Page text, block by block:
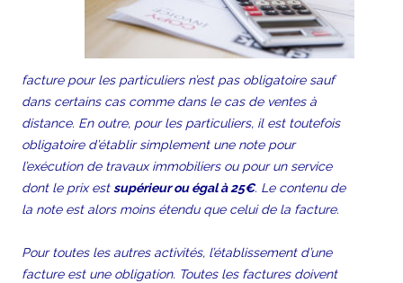
facture pour les particuliers n’est pas obligatoire sauf
dans certains cas comme dans le cas de ventes à
distance. En outre, pour les particuliers, il est toutefois
obligatoire d’établir simplement une note pour
l’exécution de travaux immobiliers ou pour un service
dont le prix estsupérieur ou égal à 25€. Le contenu de
la note est alors moins étendu que celui de la facture.
Pour toutes les autres activités, l’établissement d’une
facture est une obligation. Toutes les factures doivent